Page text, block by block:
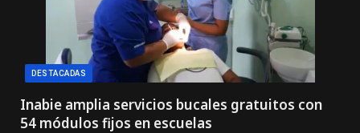
DESTACADAS
Inabie amplia servicios bucales gratuitos con
54 módulos fijos en escuelas